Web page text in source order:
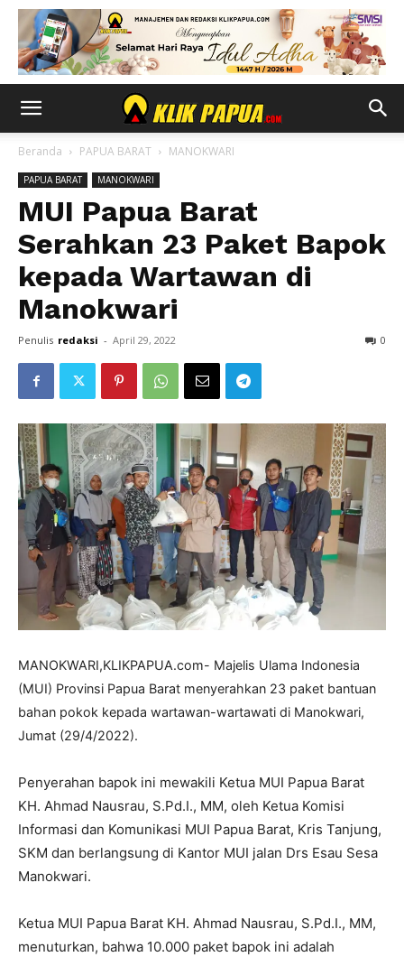
Beranda PAPUA BARAT MANOKWARI
PAPUA BARAT MANOKWARI
MUI Papua Barat
Serahkan 23 Paket Bapok
kepada Wartawan di
Manokwari
Penulis redaksi - April 29, 2022 0
MANOKWARI,KLIKPAPUA.com- Majelis Ulama Indonesia
(MUI) Provinsi Papua Barat menyerahkan 23 paket bantuan
bahan pokok kepada wartawan-wartawati di Manokwari,
Jumat (29/4/2022).
Penyerahan bapok ini mewakili Ketua MUI Papua Barat
KH. Ahmad Nausrau, S.Pd.I., MM, oleh Ketua Komisi
Informasi dan Komunikasi MUI Papua Barat, Kris Tanjung,
SKM dan berlangsung di Kantor MUI jalan Drs Esau Sesa
Manokwari.
Ketua MUI Papua Barat KH. Ahmad Nausrau, S.Pd.I., MM,
menuturkan, bahwa 10.000 paket bapok ini adalah